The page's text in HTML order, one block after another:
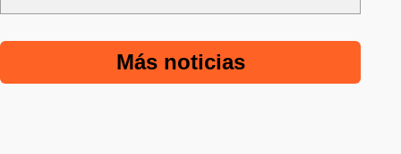
Más noticias